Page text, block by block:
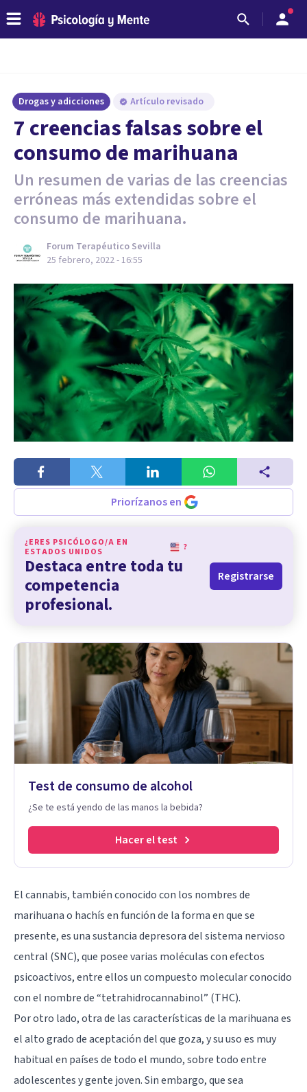
Drogas y adicciones Artículo revisado
7 creencias falsas sobre el
consumo de marihuana
Un resumen de varias de las creencias
erróneas más extendidas sobre el
consumo de marihuana.
Forum Terapéutico Sevilla
25 febrero, 2022 - 16:55
Priorízanos en
¿ERES PSICÓLOGO/A EN
ESTADOS UNIDOS
?
Destaca entre toda tu
competencia
profesional.
Registrarse
Test de consumo de alcohol
¿Se te está yendo de las manos la bebida?
Hacer el test
El cannabis, también conocido con los nombres de
marihuana o hachís en función de la forma en que se
presente, es una sustancia depresora del sistema nervioso
central (SNC), que posee varias moléculas con efectos
psicoactivos, entre ellos un compuesto molecular conocido
con el nombre de “tetrahidrocannabinol” (THC).
Por otro lado, otra de las características de la marihuana es
el alto grado de aceptación del que goza, y su uso es muy
habitual en países de todo el mundo, sobre todo entre
adolescentes y gente joven. Sin embargo, que sea